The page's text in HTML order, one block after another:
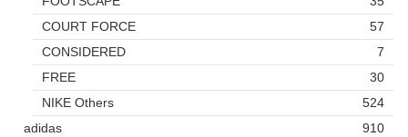
COURT FORCE
57
CONSIDERED
7
FREE
30
NIKE Others
524
adidas
910